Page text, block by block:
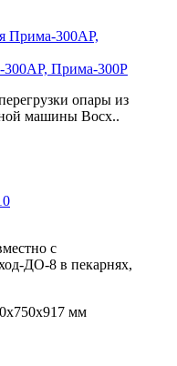
300АР, Прима-300Р
опары из
машины Восх..
с
ДО-8 в пекарнях,
мм